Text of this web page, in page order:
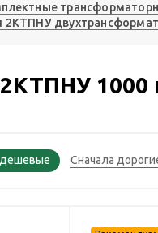
2КТПНУ
1000